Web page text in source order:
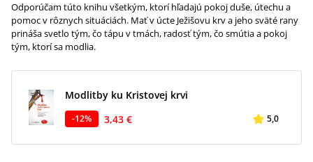
Modlitby ku Kristovej krvi
-12% 3,43 € 5,0
Odporúčam túto knihu všetkým, ktorí hľadajú pokoj duše, útechu a
pomoc v rôznych situáciách. Mať v úcte Ježišovu krv a jeho sväté rany
prináša svetlo tým, čo tápu v tmách, radosť tým, čo smútia a pokoj
tým, ktorí sa modlia.